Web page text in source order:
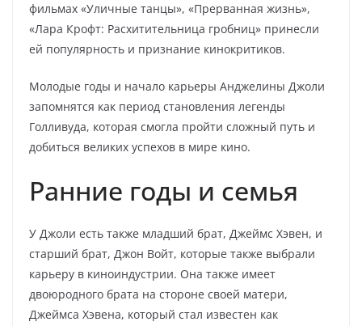
фильмах «Уличные танцы», «Прерванная жизнь»,
«Лара Крофт: Расхитительница гробниц» принесли
ей популярность и признание кинокритиков.
Молодые годы и начало карьеры Анджелины Джоли
запомнятся как период становления легенды
Голливуда, которая смогла пройти сложный путь и
добиться великих успехов в мире кино.
Ранние годы и семья
У Джоли есть также младший брат, Джеймс Хэвен, и
старший брат, Джон Войт, которые также выбрали
карьеру в киноиндустрии. Она также имеет
двоюродного брата на стороне своей матери,
Джеймса Хэвена, который стал известен как